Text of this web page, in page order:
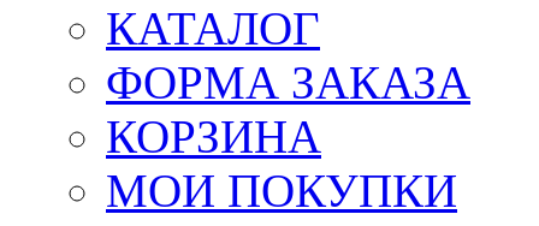
КАТАЛОГ
ФОРМА ЗАКАЗА
КОРЗИНА
МОИ ПОКУПКИ